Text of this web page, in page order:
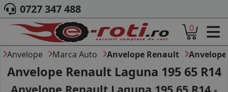
ACASA
DESPRE NOI
ANVELOPE
AUTO
0727 347 488
0
Anvelope Marca Auto Anvelope Renault
Anvelope Renault Laguna 195 65 R14